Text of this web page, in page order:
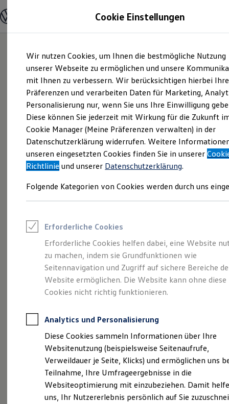
Hauptinhalt
springen
Footer
springen
Modelle und Konfigurator
Modelle vergleichen
Elektroautos
ENERGY Sondermodelle
Nutzfahrzeuge
SUV und CUV
Familienautos
Kombis
Kompaktwagen
Sportwagen
Schnell verfügbare Fahrzeuge
Angebote und Produkte
Aktuelle Angebote
E-Auto-Förderung
Volkswagen Marktplatz
Junge Gebrauchtwagen und Gebrauchtwagen
Saisonangebote
Leasing
Leasing-Angebote
Gebrauchtwagen Leasing
Junge Gebrauchtwagen-Leasing
Elektroauto Leasing
Kleinwagen-Leasing
Leasing ohne Anzahlung
Autokredit mit Schlussrate
Versicherungen und Garantien
Kfz-Versicherung
Restschuldversicherungen
Garantien
Wartungsverträge
Geschäftskunden
Professional Class bei Volkswagen
Großkunden
Behörden
Fleischhauer
Dachboxenverleih
Impressum & Rechtliches
Unser Angebot für Sie
Cookie Einstellungen
Wir nutzen Cookies, um Ihnen die bestmögliche Nutzung
unserer Webseite zu ermöglichen und unsere
mit Ihnen zu verbessern. Wir berücksichtigen hierbei Ihre
Präferenzen und verarbeiten Daten für Marketing,
Personalisierung nur, wenn Sie uns Ihre Einwilligung
Diese können Sie jederzeit mit Wirkung für die Zukunft
Cookie Manager (Meine Präferenzen verwalten) in der
Datenschutzerklärung widerrufen. Weitere
unseren eingesetzten Cookies finden Sie in unserer
Richtlinie und unserer Datenschutzerklärung.
Folgende Kategorien von Cookies werden durch uns
Erforderliche Cookies
Erforderliche Cookies helfen dabei, eine Website
zu machen, indem sie Grundfunktionen wie
Seitennavigation und Zugriff auf sichere Bereiche
Website ermöglichen. Die Website kann ohne diese
Cookies nicht richtig funktionieren.
Analytics und Personalisierung
Diese Cookies sammeln Informationen über Ihre
Websitenutzung (beispielsweise Seitenaufrufe,
Verweildauer je Seite, Klicks) und ermöglichen uns
Teilnahme, Ihre Umfrageergebnisse in die
Websiteoptimierung mit einzubeziehen. Damit
uns, Ihr Nutzererlebnis persönlich auf Sie